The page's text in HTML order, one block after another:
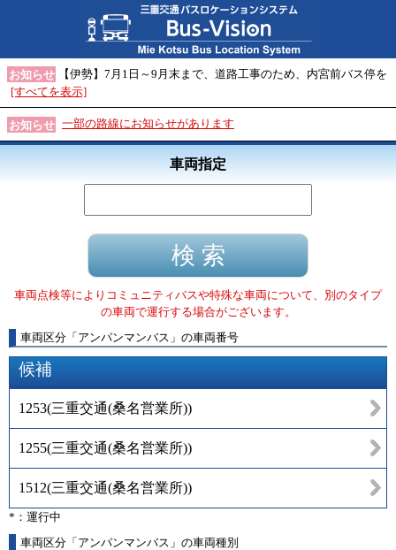
お知らせ
【伊勢】7月1日～9月末まで、道路工事のため、内宮前バス停を
[すべてを表示]
お知らせ 一部の路線にお知らせがあります
車両指定
車両点検等によりコミュニティバスや特殊な車両について、別のタイプ
の車両で運行する場合がございます。
車両区分 「 アンパンマンバス 」 の車両番号
候補
1253(三重交通(桑名営業所))
1255(三重交通(桑名営業所))
1512(三重交通(桑名営業所))
*：運行中
車両区分「アンパンマンバス」の車両種別